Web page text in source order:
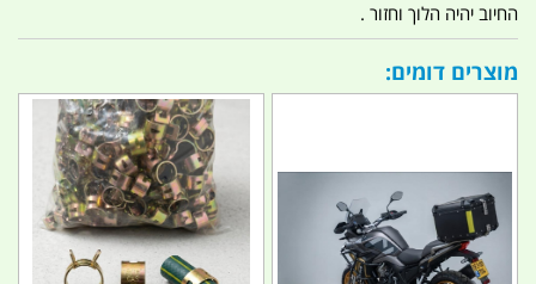
החיוב יהיה הלוך וחזור .
מוצרים דומים: